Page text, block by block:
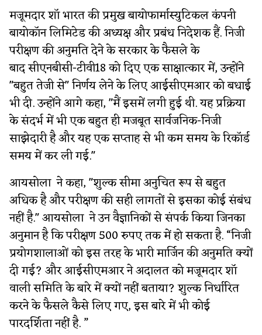
मजूमदार शॉ भारत की प्रमुख बायोफार्मास्युटिकल कंपनी
बायोकॉन लिमिटेड की अध्यक्ष और प्रबंध निदेशक हैं. निजी
परीक्षण की अनुमति देने के सरकार के फैसले के
बाद सीएनबीसी-टीवी18 को दिए एक साक्षात्कार में, उन्होंने
"बहुत तेजी से" निर्णय लेने के लिए आईसीएमआर को बधाई
भी दी. उन्होंने आगे कहा, "मैं इसमें लगी हुई थी. यह प्रक्रिया
के संदर्भ में भी एक बहुत ही मजबूत सार्वजनिक-निजी
साझेदारी है और यह एक सप्ताह से भी कम समय के रिकॉर्ड
समय में कर ली गई."
आयसोला ने कहा, "शुल्क सीमा अनुचित रूप से बहुत
अधिक है और परीक्षण की सही लागतों से इसका कोई संबंध
नहीं है." आयसोला ने उन वैज्ञानिकों से संपर्क किया जिनका
अनुमान है कि परीक्षण 500 रुपए तक में हो सकता है. “निजी
प्रयोगशालाओं को इस तरह के भारी मार्जिन की अनुमति क्यों
दी गई? और आईसीएमआर ने अदालत को मजूमदार शॉ
वाली समिति के बारे में क्यों नहीं बताया? शुल्क निर्धारित
करने के फैसले कैसे लिए गए, इस बारे में भी कोई
पारदर्शिता नहीं है. ”